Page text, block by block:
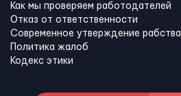
Как мы проверяем работодателей
Отказ от ответственности
Современное утверждение рабства
Политика жалоб
Кодекс этики